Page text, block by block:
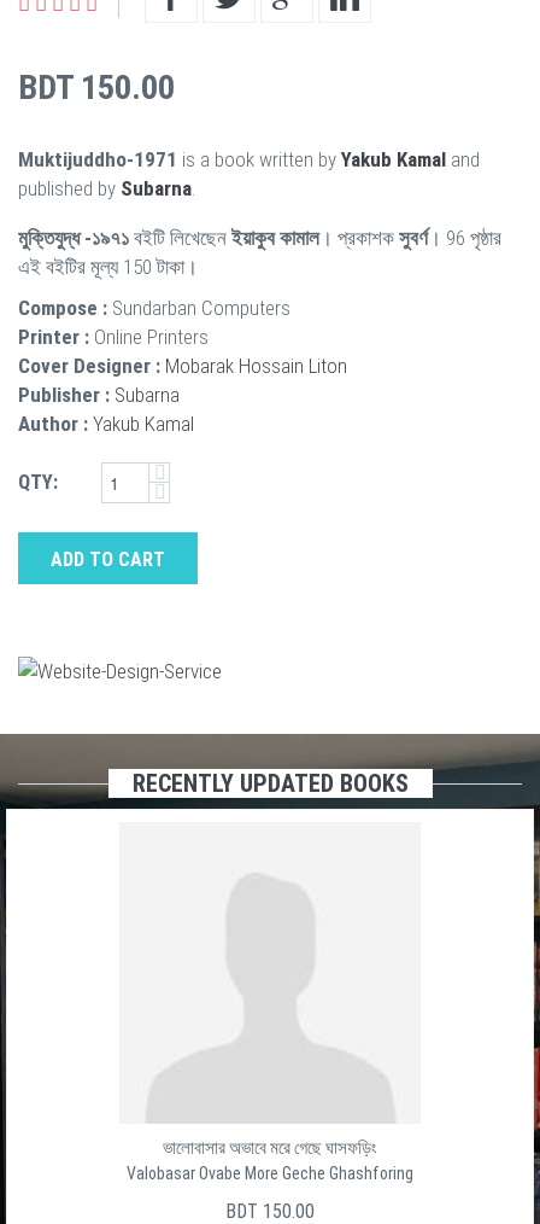
BDT 150.00
Muktijuddho-1971 is a book written by Yakub Kamal and
published by Subarna
মুক্তিযুদ্ধ -১৯৭১ বইটি লিখেছেনইয়াকুব কামাল। প্রকাশক সুবর্ণ। 96 পৃষ্ঠার
এই বইটির মূল্য 150 টাকা।
Compose : Sundarban Computers
Printer : Online Printers
Cover Designer : Mobarak Hossain Liton
Publisher : Subarna
Author : Yakub Kamal
QTY:
ADD TO CART
RECENTLY UPDATED BOOKS
ভালোবাসার অভাবে মরে গেছে ঘাসফড়িং
Valobasar Ovabe More Geche Ghashforing
BDT 150.00